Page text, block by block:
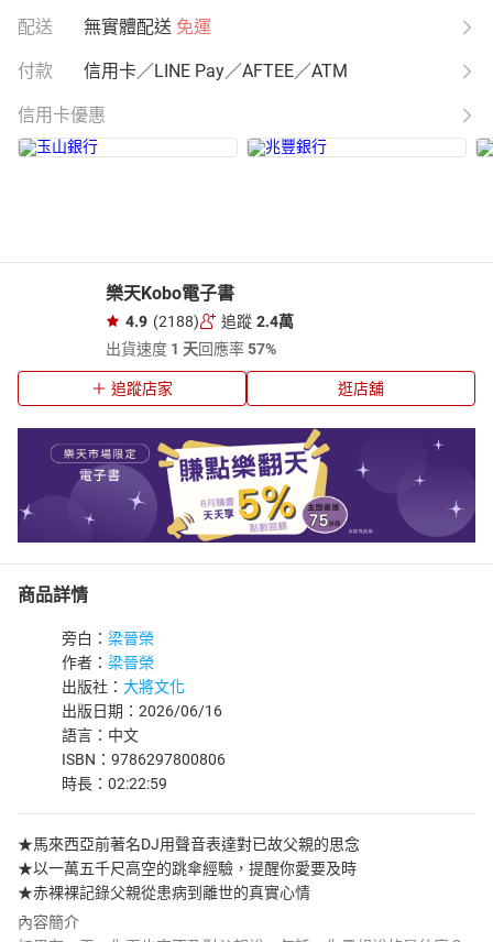
配送 無實體配送 免運
付款 信用卡／LINE Pay／AFTEE／ATM
信用卡優惠
樂天Kobo電子書
4.9 (2188) 追蹤 2.4萬
出貨速度 1 天回應率57%
追蹤店家 逛店舖
商品詳情
旁白： 梁晉榮
作者： 梁晉榮
出版社： 大將文化
出版日期：2026/06/16
語言：中文
ISBN：9786297800806
時長：02:22:59
★馬來西亞前著名DJ用聲音表達對已故父親的思念
★以一萬五千尺高空的跳傘經驗，提醒你愛要及時
★赤裸裸記錄父親從患病到離世的真實心情
內容簡介